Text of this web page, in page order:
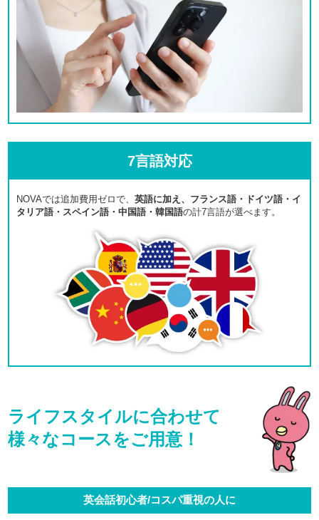
7言語対応
NOVAでは追加費用ゼロで、 英語に加え、フランス語・ドイツ語・イ
タリア語・スペイン語・中国語・韓国語の計7言語が選べます。
ライフスタイルに合わせて
様々なコースをご用意！
英会話初心者/コスパ重視の人に